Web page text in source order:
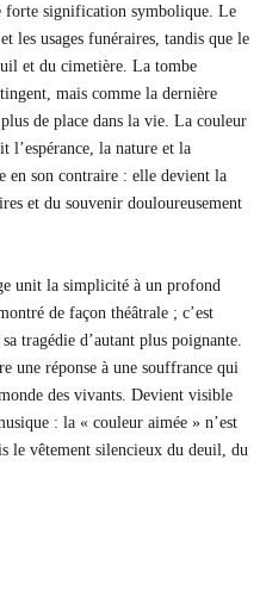
forte signification symbolique. Le
les usages funéraires, tandis que le
et du cimetière. La tombe
mais comme la dernière
de place dans la vie. La couleur
l’espérance, la nature et la
en son contraire : elle devient la
et du souvenir douloureusement
unit la simplicité à un profond
de façon théâtrale ; c’est
tragédie d’autant plus poignante.
une réponse à une souffrance qui
des vivants. Devient visible
: la « couleur aimée » n’est
le vêtement silencieux du deuil, du